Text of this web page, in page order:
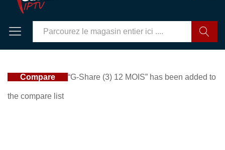
GO
Compare “G-Share (3) 12 MOIS” has been added to
the compare list